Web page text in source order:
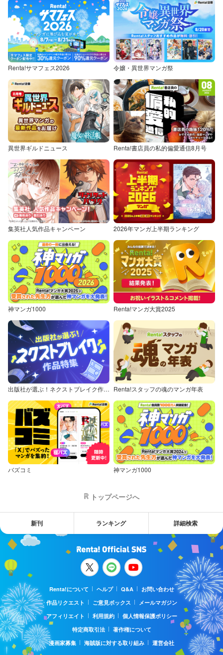
Renta!サマフェス2026 令嬢・異世界マンガ祭
異世界ギルドニュース Renta!書店員の私的偏愛通信8月号
集英社人気作品キャンペーン 2026年マンガ上半期ランキング
神マンガ1000 Renta!マンガ大賞2025
出版社が選ぶ！ネクストブレイク作品特集 Renta!スタッフの魂のマンガ年表
バズコミ 神マンガ1000
トップページへ
新刊 ランキング 詳細検索
Renta!について ヘルプ Q&A
お問い合わせ
作品リクエスト
ご意見ボックス
メールマガジン
アフィリエイト
利用規約
個人情報保護ポリシー
特定商取引法
著作権について
漫画家募集
海賊版に対する取り組み 運営会社